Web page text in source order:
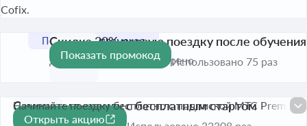
Cofix.
-20%
Скидка 20% первую поездку после обучения
До 31 авг. 2026 Проверено
Показать промокод
Использовано 75 раз
Самокаты в аренду с бесплатным стартом
Начинайте поездку бесплатно с подпиской МТС Premium.
Открыть акцию